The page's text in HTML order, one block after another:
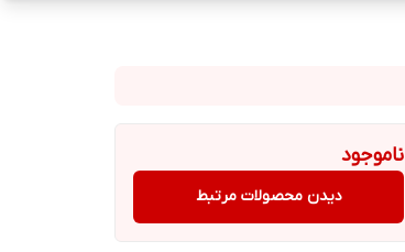
ناموجود
دیدن محصولات مرتبط